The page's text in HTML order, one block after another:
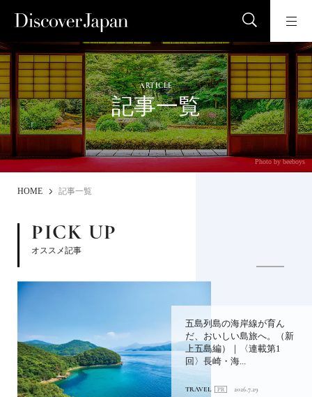
ARTICLE
記事一覧
Photo by beeboys
HOME 記事一覧
PICK UP
オススメ記事
五島列島の海岸線が育ん
だ、おいしい島旅へ。（新
上五島編）｜〈連載第1
回〉長崎・海...
TRAVEL 2026.7.29